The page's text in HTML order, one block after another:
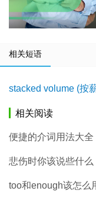
相关短语
stacked volume (按
相关阅读
便捷的介词用法大全
悲伤时你该说些什么
too和enough该怎么